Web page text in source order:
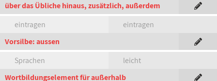
über das Übliche hinaus, zusätzlich, außerdem
eintragen
eintragen
Vorsilbe: aussen
Sprachen
leicht
Wortbildungselement für außerhalb